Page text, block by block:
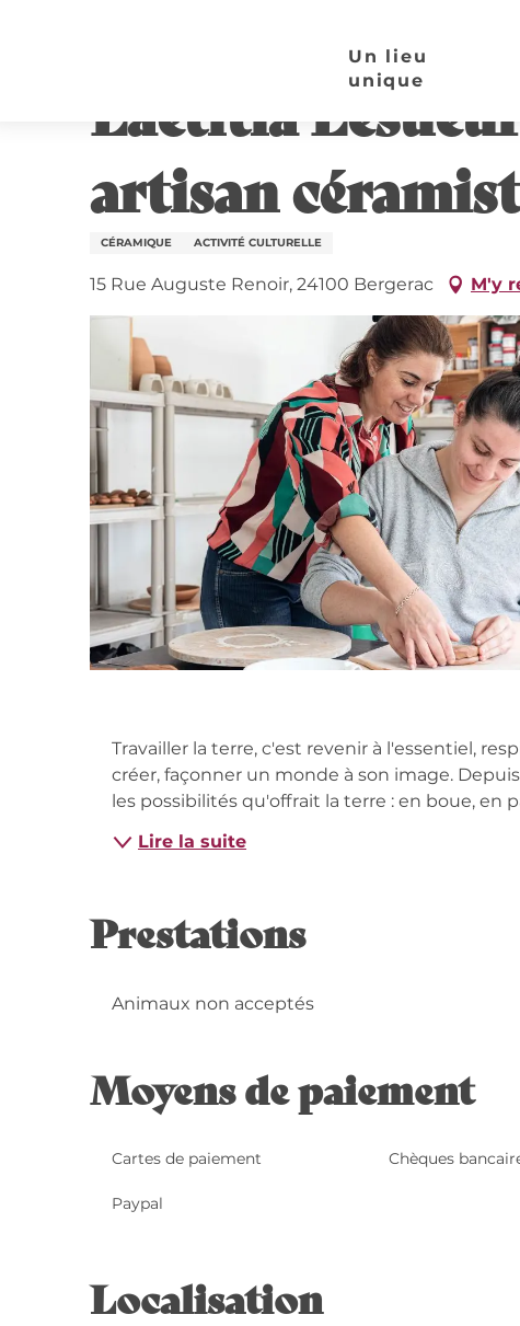
Un lieu
unique
Laetitia
artisan
CÉRAMIQUE ACTIVITÉ CULTURELLE
15 Rue Auguste Renoir, 24100 Bergerac M'y
Travailler la terre, c'est revenir à l'essentiel,
créer, façonner un monde à son image.
les possibilités qu'offrait la terre : en boue, en
Lire la suite
Prestations
Animaux non acceptés
Moyens de paiement
Cartes de paiement Chèques
Paypal
Localisation